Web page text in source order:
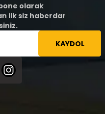
olarak
ilk siz haberdar
KAYDOL